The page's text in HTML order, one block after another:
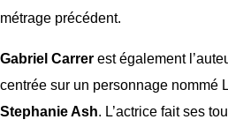
métrage précédent.
Gabriel Carrer est également
centrée sur un personnage nommé
Stephanie Ash. L’actrice fait ses